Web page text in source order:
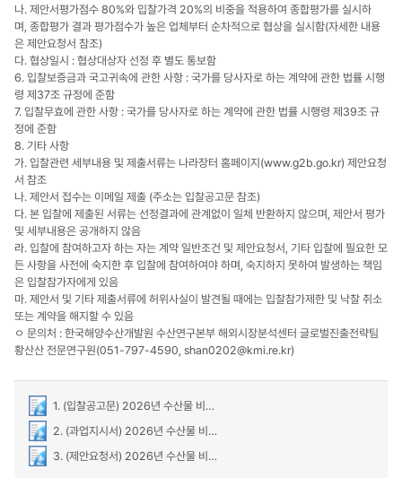
나. 제안서평가점수 80%와 입찰가격 20%의 비중을 적용하여 종합평가를 실시하
며, 종합평가 결과 평가점수가 높은 업체부터 순차적으로 협상을 실시함(자세한 내용
은 제안요청서 참조)
다. 협상일시 : 협상대상자 선정 후 별도 통보함
6. 입찰보증금과 국고귀속에 관한 사항 : 국가를 당사자로 하는 계약에 관한 법률 시행
령 제37조 규정에 준함
7. 입찰무효에 관한 사항 : 국가를 당사자로 하는 계약에 관한 법률 시행령 제39조 규
정에 준함
8. 기타 사항
가. 입찰관련 세부내용 및 제출서류는 나라장터 홈페이지(www.g2b.go.kr) 제안요청
서 참조
나. 제안서 접수는 이메일 제출 (주소는 입찰공고문 참조)
다. 본 입찰에 제출된 서류는 선정결과에 관계없이 일체 반환하지 않으며, 제안서 평가
및 세부내용은 공개하지 않음
라. 입찰에 참여하고자 하는 자는 계약 일반조건 및 제안요청서, 기타 입찰에 필요한 모
든 사항을 사전에 숙지한 후 입찰에 참여하여야 하며, 숙지하지 못하여 발생하는 책임
은 입찰참가자에게 있음
마. 제안서 및 기타 제출서류에 허위사실이 발견될 때에는 입찰참가제한 및 낙찰 취소
또는 계약을 해지할 수 있음
ㅇ 문의처 : 한국해양수산개발원 수산연구본부 해외시장분석센터 글로벌진출전략팀
황산산 전문연구원(051-797-4590, shan0202@kmi.re.kr)
1. (입찰공고문) 2026년 수산물 비관세조치 모니터링.hwp
2. (과업지시서) 2026년 수산물 비관세조치 모니터링.hwp
3. (제안요청서) 2026년 수산물 비관세조치 모니터링.hwp